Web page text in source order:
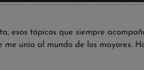
esos tópicos que siempre
unía al mundo de los mayores.